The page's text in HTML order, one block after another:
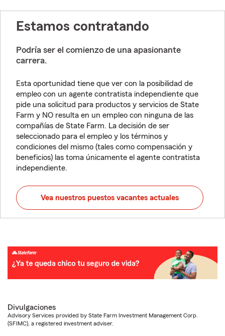
Estamos contratando
Podría ser el comienzo de una apasionante
carrera.
Esta oportunidad tiene que ver con la posibilidad de
empleo con un agente contratista independiente que
pide una solicitud para productos y servicios de State
Farm y NO resulta en un empleo con ninguna de las
compañías de State Farm. La decisión de ser
seleccionado para el empleo y los términos y
condiciones del mismo (tales como compensación y
beneficios) las toma únicamente el agente contratista
independiente.
Vea nuestros puestos vacantes actuales
Divulgaciones
Advisory Services provided by State Farm Investment Management Corp.
(SFIMC), a registered investment adviser.